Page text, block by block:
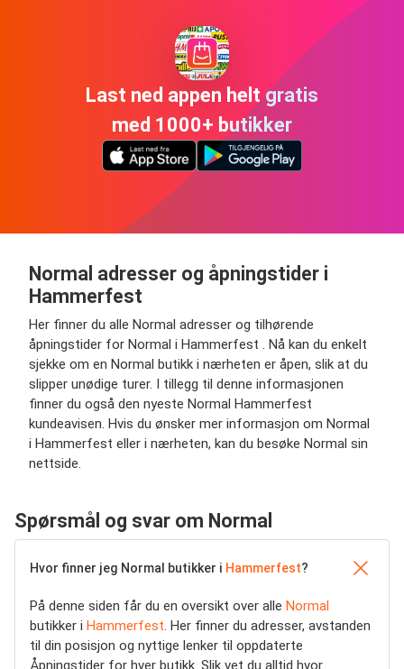
Last ned appen helt gratis
med 1000+ butikker
Normal adresser og åpningstider i
Hammerfest
Her finner du alle Normal adresser og tilhørende
åpningstider for Normal i Hammerfest . Nå kan du enkelt
sjekke om en Normal butikk i nærheten er åpen, slik at du
slipper unødige turer. I tillegg til denne informasjonen
finner du også den nyeste Normal Hammerfest
kundeavisen. Hvis du ønsker mer informasjon om Normal
i Hammerfest eller i nærheten, kan du besøke Normal sin
nettside.
Spørsmål og svar om Normal
Hvor finner jeg Normal butikker i Hammerfest?
På denne siden får du en oversikt over alle Normal
butikker i Hammerfest. Her finner du adresser, avstanden
til din posisjon og nyttige lenker til oppdaterte
Åpningstider for hver butikk. Slik vet du alltid hvor